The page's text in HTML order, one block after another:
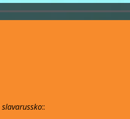
slavarussko::